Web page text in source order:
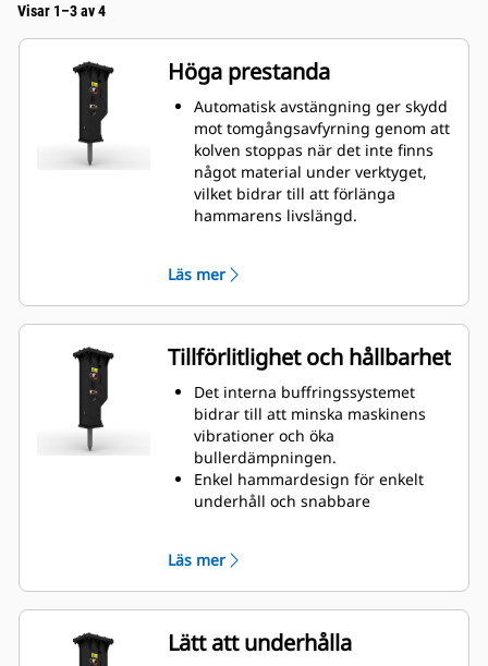
Visar 1–3 av 4
Höga prestanda
Automatisk avstängning ger skydd
mot tomgångsavfyrning genom att
kolven stoppas när det inte finns
något material under verktyget,
vilket bidrar till att förlänga
hammarens livslängd.
kolvhastighet eller maximal effekt
för att öka effektiviteten och
produktionen på arbetsplatsen.
Med standardfunktionen för
ljuddämpning kan du använda en
GC S-hammare på arbetsplatser i
bullerkänsliga områden som
bostadsområden eller nära
sjukhus där buller är reglerat.
Läs mer
Tillförlitlighet och hållbarhet
Det interna buffringssystemet
bidrar till att minska maskinens
vibrationer och öka
bullerdämpningen.
Enkel hammardesign för enkelt
underhåll och snabbare
rörelsekostnader.
Viktiga hydrauliska komponenter
är skyddade från skador inuti
huset, vilket hjälper till att minska
stilleståndstiden på arbetsplatsen.
Läs mer
Lätt att underhålla